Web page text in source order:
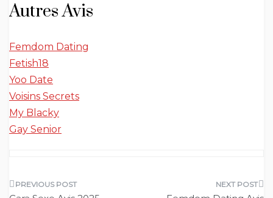
Autres Avis
Femdom Dating
Fetish18
Yoo Date
Voisins Secrets
My Blacky
Gay Senior
Navigation